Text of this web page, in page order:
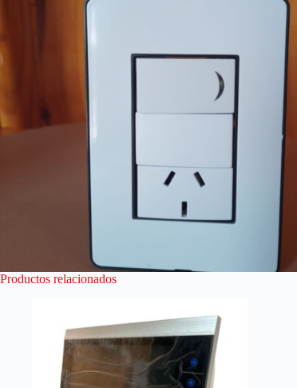
Productos relacionados